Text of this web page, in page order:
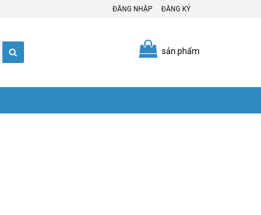
ĐĂNG NHẬP ĐĂNG KÝ
sản phẩm